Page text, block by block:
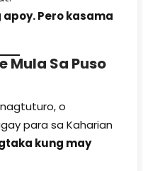
Pero kasama
Mula Sa Puso
o
para sa Kaharian
kung may